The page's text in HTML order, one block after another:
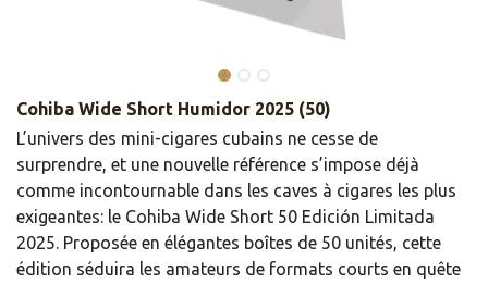
Cohiba Wide Short Humidor 2025 (50)
L’univers des mini-cigares cubains ne cesse de
surprendre, et une nouvelle référence s’impose déjà
comme incontournable dans les caves à cigares les plus
exigeantes: le Cohiba Wide Short 50 Edición Limitada
2025. Proposée en élégantes boîtes de 50 unités, cette
édition séduira les amateurs de formats courts en quête